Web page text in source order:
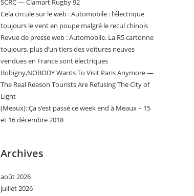
SCRC — Clamart Rugby 92
Cela circule sur le web : Automobile : l’électrique
toujours le vent en poupe malgré le recul chinois
Revue de presse web : Automobile. La R5 cartonne
toujours, plus d’un tiers des voitures neuves
vendues en France sont électriques
Bobigny,NOBODY Wants To Visit Paris Anymore —
The Real Reason Tourists Are Refusing The City of
Light
(Meaux): Ça s’est passé ce week end à Meaux – 15
et 16 décembre 2018
Archives
août 2026
juillet 2026